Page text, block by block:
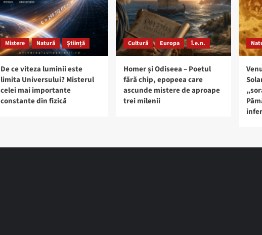
Mistere Natură Știință
De ce viteza luminii este
limita Universului? Misterul
celei mai importante
constante din fizică
Cultură Europa î.e.n.
Homer și Odiseea – Poetul
fără chip, epopeea care
ascunde mistere de aproape
trei milenii